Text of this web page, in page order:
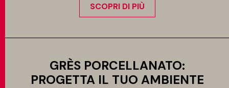
SCOPRI DI PIÙ
GRÈS PORCELLANATO:
PROGETTA IL TUO AMBIENTE